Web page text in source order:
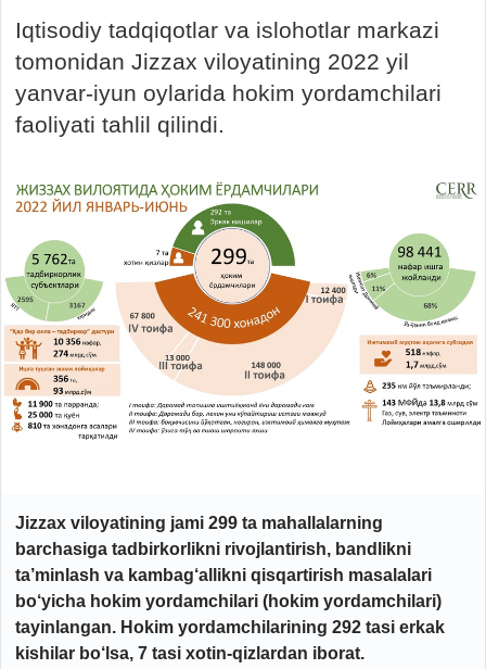
Iqtisodiy tadqiqotlar va islohotlar markazi
tomonidan Jizzax viloyatining 2022 yil
yanvar-iyun oylarida hokim yordamchilari
faoliyati tahlil qilindi.
Jizzax viloyatining jami 299 ta mahallalarning
barchasiga tadbirkorlikni rivojlantirish, bandlikni
ta’minlash va kambag‘allikni qisqartirish masalalari
bo‘yicha hokim yordamchilari (hokim yordamchilari)
tayinlangan. Hokim yordamchilarining 292 tasi erkak
kishilar bo‘lsa, 7 tasi xotin-qizlardan iborat.